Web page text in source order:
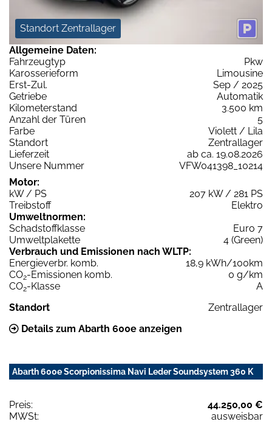
Standort Zentrallager
Allgemeine Daten:
Fahrzeugtyp
Pkw
Karosserieform
Limousine
Erst-Zul.
Sep / 2025
Getriebe
Automatik
Kilometerstand
3.500 km
Anzahl der Türen
5
Farbe
Violett / Lila
Standort
Zentrallager
Lieferzeit
ab ca. 19.08.2026
Unsere Nummer
VFW041398_10214
Motor:
kW / PS
207 kW / 281 PS
Treibstoff
Elektro
Umweltnormen:
Schadstoffklasse
Euro 7
Umweltplakette
4 (Green)
Verbrauch und Emissionen nach WLTP:
Energieverbr. komb.
18,9 kWh/100km
CO2-Emissionen komb.
0 g/km
CO2-Klasse
A
Standort
Zentrallager
Details zum Abarth 600e anzeigen
Abarth 600e Scorpionissima Navi Leder Soundsystem 360 K
Preis:
44.250,00 €
MWSt:
ausweisbar